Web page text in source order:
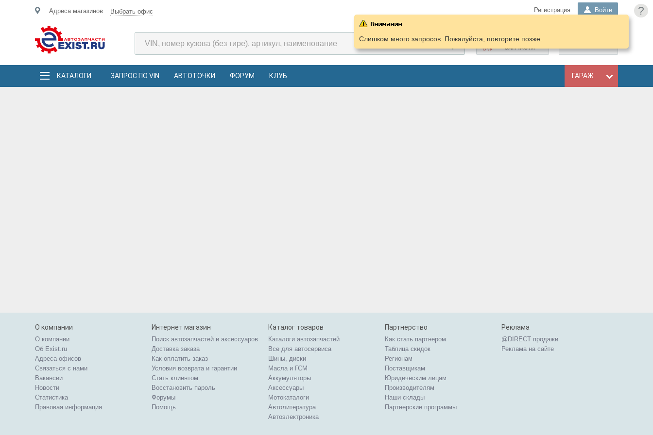
?
Адреса магазинов Выбрать офис Регистрация Войти
ПОДОБРАТЬ
ЗАПЧАСТИ
КАТАЛОГИ ЗАПРОС ПО VIN АВТОТОЧКИ ФОРУМ КЛУБ ГАРАЖ
Слишком много запросов. Пожалуйста, повторите позже.
О компании
О компании
Об Exist.ru
Адреса офисов
Связаться с нами
Вакансии
Новости
Статистика
Правовая информация
Интернет магазин
Поиск автозапчастей и аксессуаров
Доставка заказа
Как оплатить заказ
Условия возврата и гарантии
Стать клиентом
Восстановить пароль
Форумы
Помощь
Каталог товаров
Каталоги автозапчастей
Все для автосервиса
Шины, диски
Масла и ГСМ
Аккумуляторы
Аксессуары
Мотокаталоги
Автолитература
Автоэлектроника
Партнерство
Как стать партнером
Таблица скидок
Регионам
Поставщикам
Юридическим лицам
Производителям
Наши склады
Партнерские программы
Реклама
@DIRECT продажи
Реклама на сайте